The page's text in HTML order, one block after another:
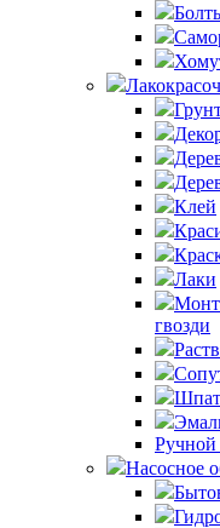
Клей
Лаки
гвозди
Ручной
Насосное